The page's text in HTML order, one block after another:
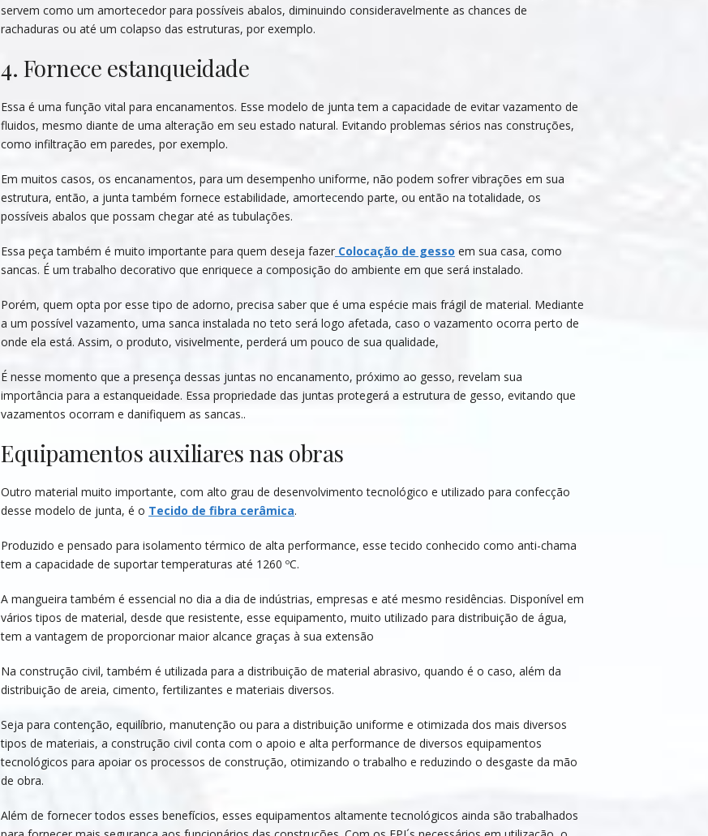
servem como um amortecedor para possíveis abalos, diminuindo consideravelmente as chances de
rachaduras ou até um colapso das estruturas, por exemplo.
4. Fornece estanqueidade
Essa é uma função vital para encanamentos. Esse modelo de junta tem a capacidade de evitar vazamento de
fluidos, mesmo diante de uma alteração em seu estado natural. Evitando problemas sérios nas construções,
como infiltração em paredes, por exemplo.
Em muitos casos, os encanamentos, para um desempenho uniforme, não podem sofrer vibrações em sua
estrutura, então, a junta também fornece estabilidade, amortecendo parte, ou então na totalidade, os
possíveis abalos que possam chegar até as tubulações.
Essa peça também é muito importante para quem deseja fazer Colocação de gesso em sua casa, como
sancas. É um trabalho decorativo que enriquece a composição do ambiente em que será instalado.
Porém, quem opta por esse tipo de adorno, precisa saber que é uma espécie mais frágil de material. Mediante
a um possível vazamento, uma sanca instalada no teto será logo afetada, caso o vazamento ocorra perto de
onde ela está. Assim, o produto, visivelmente, perderá um pouco de sua qualidade,
É nesse momento que a presença dessas juntas no encanamento, próximo ao gesso, revelam sua
importância para a estanqueidade. Essa propriedade das juntas protegerá a estrutura de gesso, evitando que
vazamentos ocorram e danifiquem as sancas..
Equipamentos auxiliares nas obras
Outro material muito importante, com alto grau de desenvolvimento tecnológico e utilizado para confecção
desse modelo de junta, é o Tecido de fibra cerâmica.
Produzido e pensado para isolamento térmico de alta performance, esse tecido conhecido como anti-chama
tem a capacidade de suportar temperaturas até 1260 ºC.
A mangueira também é essencial no dia a dia de indústrias, empresas e até mesmo residências. Disponível em
vários tipos de material, desde que resistente, esse equipamento, muito utilizado para distribuição de água,
tem a vantagem de proporcionar maior alcance graças à sua extensão
Na construção civil, também é utilizada para a distribuição de material abrasivo, quando é o caso, além da
distribuição de areia, cimento, fertilizantes e materiais diversos.
Seja para contenção, equilíbrio, manutenção ou para a distribuição uniforme e otimizada dos mais diversos
tipos de materiais, a construção civil conta com o apoio e alta performance de diversos equipamentos
tecnológicos para apoiar os processos de construção, otimizando o trabalho e reduzindo o desgaste da mão
de obra.
Além de fornecer todos esses benefícios, esses equipamentos altamente tecnológicos ainda são trabalhados